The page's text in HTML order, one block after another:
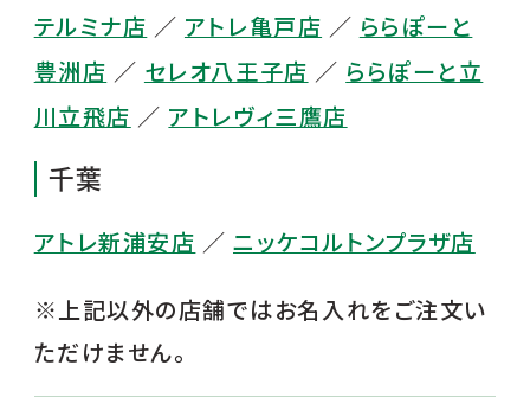
テルミナ店 ／ アトレ亀戸店 ／ ららぽーと
豊洲店 ／ セレオ八王子店 ／ ららぽーと立
川立飛店 ／ アトレヴィ三鷹店
千葉
アトレ新浦安店 ／ ニッケコルトンプラザ店
※上記以外の店舗ではお名入れをご注文い
ただけません。